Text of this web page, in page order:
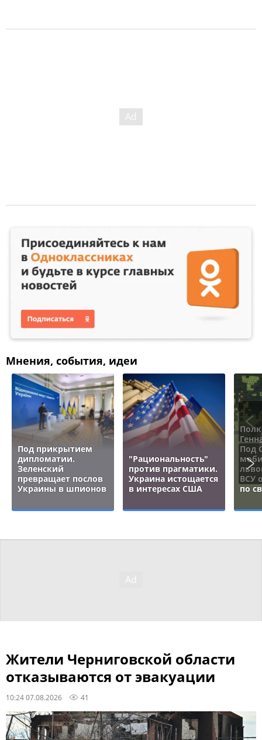
Мнения, события, идеи
Под прикрытием
дипломатии.
Зеленский
превращает послов
Украины в шпионов
"Рациональность"
против прагматики.
Украина истощается
в интересах США
Под
ВСУ
по
Жители Черниговской области
отказываются от эвакуации
10:24 07.08.2026 41